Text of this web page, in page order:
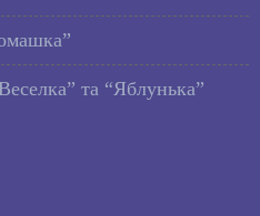
та “Яблунька”